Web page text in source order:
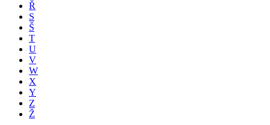
Ř
S
Š
T
U
V
W
X
Y
Z
Ž